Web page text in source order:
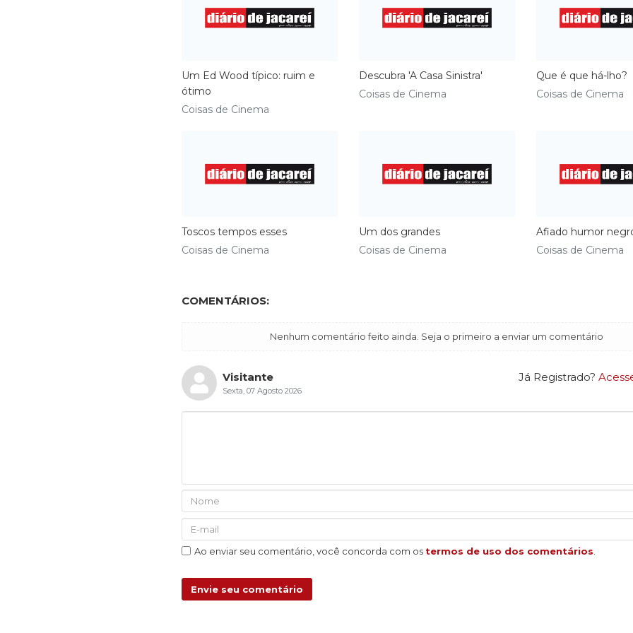
Um Ed Wood típico: ruim e
ótimo
Coisas de Cinema
Descubra 'A Casa Sinistra'
Coisas de Cinema
Que é que há-lho?
Coisas de Cinema
Toscos tempos esses
Coisas de Cinema
Um dos grandes
Coisas de Cinema
Afiado humor
Coisas de Cinema
COMENTÁRIOS:
Nenhum comentário feito ainda. Seja o primeiro a enviar um comentário
Já Registrado?
Visitante
Sexta, 07 Agosto 2026
Ao enviar seu comentário, você concorda com os termos de uso dos comentários.
Envie seu comentário